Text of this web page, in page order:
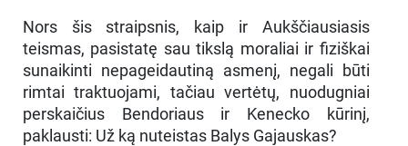
Nors šis straipsnis, kaip ir Aukščiausiasis
teismas, pasistatę sau tikslą moraliai ir fiziškai
sunaikinti nepageidautiną asmenį, negali būti
rimtai traktuojami, tačiau vertėtų, nuodugniai
perskaičius Bendoriaus ir Kenecko kūrinį,
paklausti: Už ką nuteistas Balys Gajauskas?